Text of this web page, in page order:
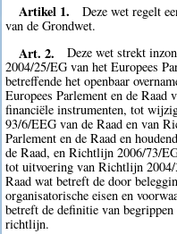
Artikel 1.
Deze wet regelt
van de Grondwet.
Art. 2.
Deze wet strekt
2004/25/EG van het Europees
betreffende het openbaar
Europees Parlement en de
financiële instrumenten, tot
93/6/EEG van de Raad en van
Parlement en de Raad en
de Raad, en Richtlijn 2006/73/
tot uitvoering van Richtlijn 2004/
Raad wat betreft de door
organisatorische eisen en
betreft de definitie van
richtlijn.